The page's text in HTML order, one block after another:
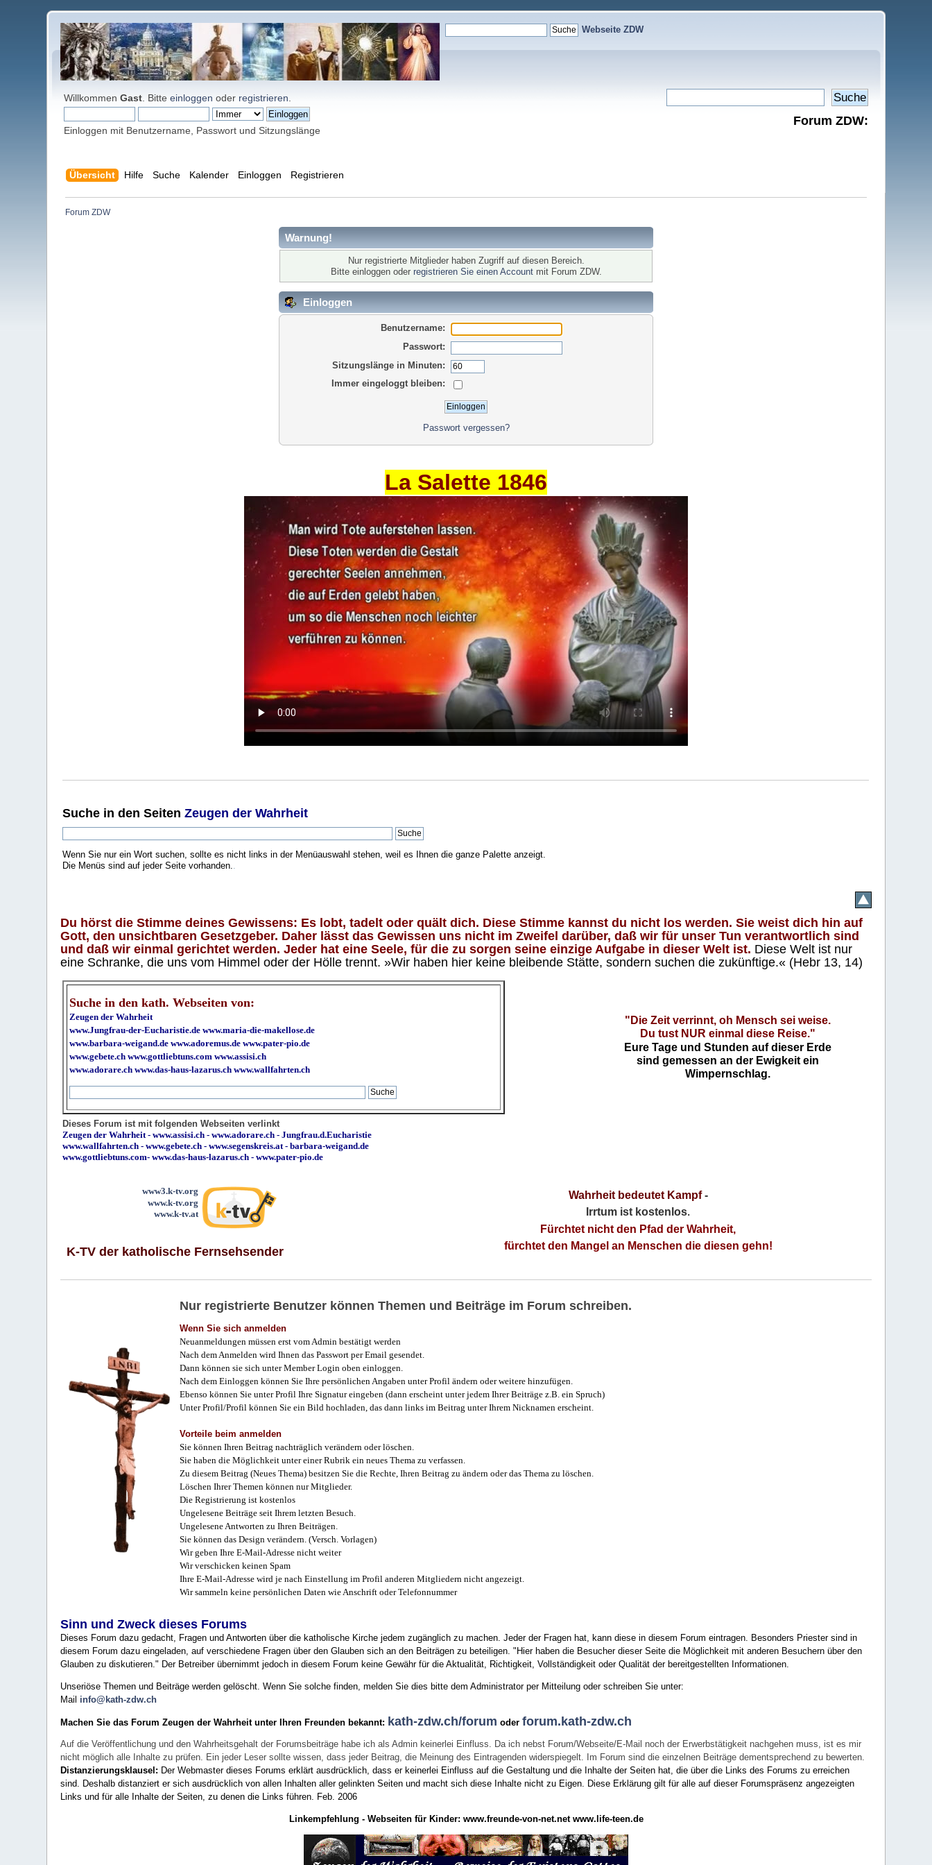
Webseite ZDW
WillkommenGast . Bitteeinloggen oder registrieren
Einloggen mit Benutzername, Passwort und Sitzungslänge
Forum ZDW:
Übersicht Hilfe Suche Kalender Einloggen Registrieren
Forum ZDW
Warnung!
Nur registrierte Mitglieder haben Zugriff auf diesen Bereich.
Bitte einloggen oder registrieren Sie einen Accountmit Forum ZDW.
Einloggen
Benutzername:
Passwort:
Sitzungslänge in Minuten:
Immer eingeloggt bleiben:
Passwort vergessen?
La Salette 1846
Suche in den SeitenZeugen der Wahrheit
Wenn Sie nur ein Wort suchen, sollte es nicht links in der Menüauswahl stehen, weil es Ihnen die ganze Palette anzeigt.
Die Menüs sind auf jeder Seite vorhanden..
Du hörst die Stimme deines Gewissens: Es lobt, tadelt oder quält dich. Diese Stimme kannst du nicht los werden. Sie weist dich hin auf
Gott, den unsichtbaren Gesetzgeber. Daher lässt das Gewissen uns nicht im Zweifel darüber, daß wir für unser Tun verantwortlich sind
und daß wir einmal gerichtet werden. Jeder hat eine Seele, für die zu sorgen seine einzige Aufgabe in dieser Welt ist. Diese Welt ist nur
eine Schranke, die uns vom Himmel oder der Hölle trennt. »Wir haben hier keine bleibende Stätte, sondern suchen die zukünftige.« (Hebr 13, 14)
Suche in den kath. Webseiten von:
Zeugen der Wahrheit
www.Jungfrau-der-Eucharistie.de www.maria-die-makellose.de
www.barbara-weigand.de www.adoremus.de www.pater-pio.de
www.gebete.ch www.gottliebtuns.com www.assisi.ch
www.adorare.ch www.das-haus-lazarus.ch www.wallfahrten.ch
"Die Zeit verrinnt, oh Mensch sei weise.
Du tust NUR einmal diese Reise."
Eure Tage und Stunden auf dieser Erde
sind gemessen an der Ewigkeit ein
Wimpernschlag.
Dieses Forum ist mit folgenden Webseiten verlinkt
Zeugen der Wahrheit-www.assisi.ch -www.adorare.ch -Jungfrau.d.Eucharistie
www.wallfahrten.ch -www.gebete.ch -www.segenskreis.at-barbara-weigand.de
www.gottliebtuns.com-www.das-haus-lazarus.ch - www.pater-pio.de
www3.k-tv.org
www.k-tv.org
www.k-tv.at
K-TV der katholische Fernsehsender
Wahrheit bedeutet Kampf-
Irrtum ist kostenlos.
Fürchtet nicht den Pfad der Wahrheit,
fürchtet den Mangel an Menschen die diesen gehn!
Nur registrierte Benutzer können Themen und Beiträge im Forum schreiben.
Wenn Sie sich anmelden
Neuanmeldungen müssen erst vom Admin bestätigt werden
Nach dem Anmelden wird Ihnen das Passwort per Email gesendet.
Dann können sie sich unter Member Login oben einloggen.
Nach dem Einloggen können Sie Ihre persönlichen Angaben unter Profil ändern oder weitere hinzufügen.
Ebenso können Sie unter Profil Ihre Signatur eingeben (dann erscheint unter jedem Ihrer Beiträge z.B. ein Spruch)
Unter Profil/Profil können Sie ein Bild hochladen, das dann links im Beitrag unter Ihrem Nicknamen erscheint.
Vorteile beim anmelden
Sie können Ihren Beitrag nachträglich verändern oder löschen.
Sie haben die Möglichkeit unter einer Rubrik ein neues Thema zu verfassen.
Zu diesem Beitrag (Neues Thema) besitzen Sie die Rechte, Ihren Beitrag zu ändern oder das Thema zu löschen.
Löschen Ihrer Themen können nur Mitglieder.
Die Registrierung ist kostenlos
Ungelesene Beiträge seit Ihrem letzten Besuch.
Ungelesene Antworten zu Ihren Beiträgen.
Sie können das Design verändern. (Versch. Vorlagen)
Wir geben Ihre E-Mail-Adresse nicht weiter
Wir verschicken keinen Spam
Ihre E-Mail-Adresse wird je nach Einstellung im Profil anderen Mitgliedern nicht angezeigt.
Wir sammeln keine persönlichen Daten wie Anschrift oder Telefonnummer
Sinn und Zweck dieses Forums
Dieses Forum dazu gedacht, Fragen und Antworten über die katholische Kirche jedem zugänglich zu machen. Jeder der Fragen hat, kann diese in diesem Forum eintragen. Besonders Priester sind in
diesem Forum dazu eingeladen, auf verschiedene Fragen über den Glauben sich an den Beiträgen zu beteiligen. "Hier haben die Besucher dieser Seite die Möglichkeit mit anderen Besuchern über den
Glauben zu diskutieren." Der Betreiber übernimmt jedoch in diesem Forum keine Gewähr für die Aktualität, Richtigkeit, Vollständigkeit oder Qualität der bereitgestellten Informationen.
Unseriöse Themen und Beiträge werden gelöscht. Wenn Sie solche finden, melden Sie dies bitte dem Administrator per Mitteilung oder schreiben Sie unter:
Mail info@kath-zdw.ch
Machen Sie das Forum Zeugen der Wahrheit unter Ihren Freunden bekannt: kath-zdw.ch/forum oderforum.kath-zdw.ch
Auf die Veröffentlichung und den Wahrheitsgehalt der Forumsbeiträge habe ich als Admin keinerlei Einfluss. Da ich nebst Forum/Webseite/E-Mail noch der Erwerbstätigkeit nachgehen muss, ist es mir
nicht möglich alle Inhalte zu prüfen. Ein jeder Leser sollte wissen, dass jeder Beitrag, die Meinung des Eintragenden widerspiegelt. Im Forum sind die einzelnen Beiträge dementsprechend zu bewerten.
Distanzierungsklausel: Der Webmaster dieses Forums erklärt ausdrücklich, dass er keinerlei Einfluss auf die Gestaltung und die Inhalte der Seiten hat, die über die Links des Forums zu erreichen
sind. Deshalb distanziert er sich ausdrücklich von allen Inhalten aller gelinkten Seiten und macht sich diese Inhalte nicht zu Eigen. Diese Erklärung gilt für alle auf dieser Forumspräsenz angezeigten
Links und für alle Inhalte der Seiten, zu denen die Links führen. Feb. 2006
Linkempfehlung - Webseiten für Kinder: www.freunde-von-net.net www.life-teen.de